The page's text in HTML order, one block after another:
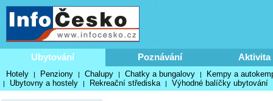
Ubytování Poznávání Aktivita
Hotely | Penziony | Chalupy | Chatky a bungalovy | Kempy a
| Ubytovny a hostely | Rekreační střediska | Výhodné balíčky ubytování